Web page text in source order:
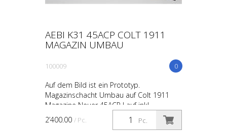
AEBI K31 45ACP COLT 1911
MAGAZIN UMBAU
0
100009
Auf dem Bild ist ein Prototyp.
Magazinschacht Umbau auf Colt 1911
Magazine Neuer 45ACP Lauf inkl.
Mündungsbremse Schaft überarbeiten,
schleiffen und behandeln Korn Auflöt...
Pc.
2’400.00 / Pc.